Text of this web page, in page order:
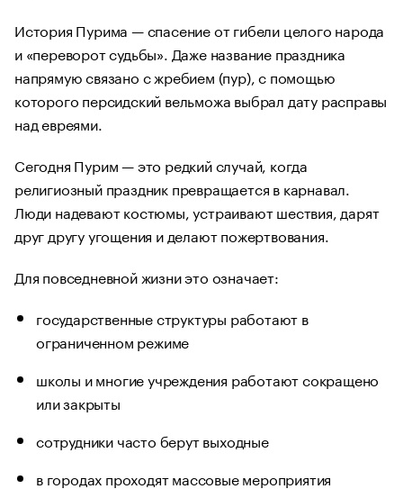
История Пурима — спасение от гибели целого народа
и «переворот судьбы». Даже название праздника
напрямую связано с жребием (пур), с помощью
которого персидский вельможа выбрал дату расправы
над евреями.
Сегодня Пурим — это редкий случай, когда
религиозный праздник превращается в карнавал.
Люди надевают костюмы, устраивают шествия, дарят
друг другу угощения и делают пожертвования.
Для повседневной жизни это означает:
государственные структуры работают в
ограниченном режиме
школы и многие учреждения работают сокращено
или закрыты
сотрудники часто берут выходные
в городах проходят массовые мероприятия